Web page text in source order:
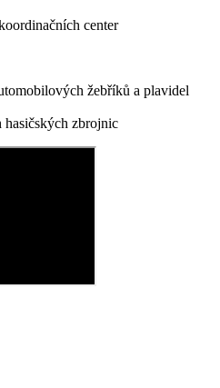
center
žebříků a plavidel
hasičských zbrojnic